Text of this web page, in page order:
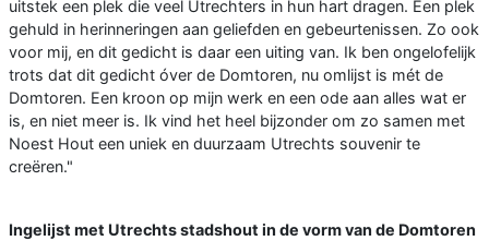
uitstek een plek die veel Utrechters in hun hart dragen. Een plek
gehuld in herinneringen aan geliefden en gebeurtenissen. Zo ook
voor mij, en dit gedicht is daar een uiting van. Ik ben ongelofelijk
trots dat dit gedicht óver de Domtoren, nu omlijst is mét de
Domtoren. Een kroon op mijn werk en een ode aan alles wat er
is, en niet meer is. Ik vind het heel bijzonder om zo samen met
Noest Hout een uniek en duurzaam Utrechts souvenir te
creëren."
Ingelijst met Utrechts stadshout in de vorm van de Domtoren